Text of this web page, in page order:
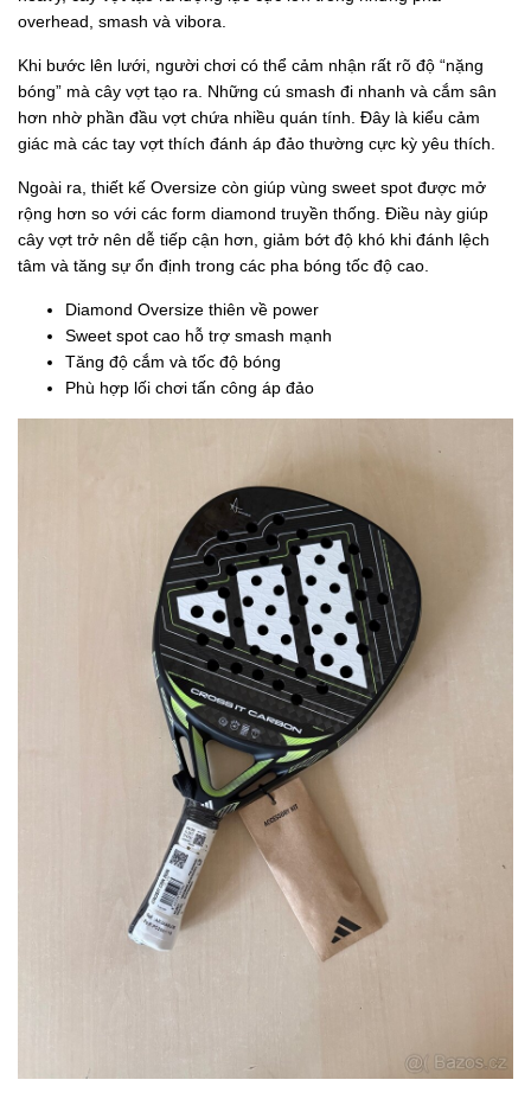
overhead, smash và vibora.
Khi bước lên lưới, người chơi có thể cảm nhận rất rõ độ “nặng
bóng” mà cây vợt tạo ra. Những cú smash đi nhanh và cắm sân
hơn nhờ phần đầu vợt chứa nhiều quán tính. Đây là kiểu cảm
giác mà các tay vợt thích đánh áp đảo thường cực kỳ yêu thích.
Ngoài ra, thiết kế Oversize còn giúp vùng sweet spot được mở
rộng hơn so với các form diamond truyền thống. Điều này giúp
cây vợt trở nên dễ tiếp cận hơn, giảm bớt độ khó khi đánh lệch
tâm và tăng sự ổn định trong các pha bóng tốc độ cao.
Diamond Oversize thiên về power
Sweet spot cao hỗ trợ smash mạnh
Tăng độ cắm và tốc độ bóng
Phù hợp lối chơi tấn công áp đảo